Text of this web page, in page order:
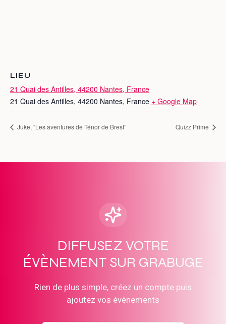
LIEU
21 Quai des Antilles, 44200 Nantes, France
21 Quai des Antilles, 44200 Nantes, France + Google Map
Juke, “Les aventures de Ténor de Brest” Quizz Prime
DIFFUSEZ VOTRE
ÉVÈNEMENT SUR GRABUGE
Rien de plus simple, créez un compte puis
ajoutez vos évènements